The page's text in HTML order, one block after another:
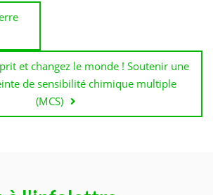
et changez le monde ! Soutenir une
de sensibilité chimique multiple
(MCS)